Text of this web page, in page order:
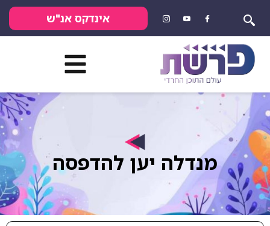
אינדקס אנ"ש
מנדלה יען להדפסה